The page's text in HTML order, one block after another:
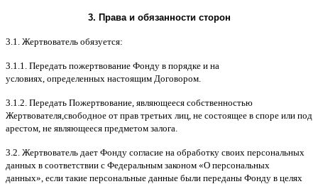
3. Права и обязанности сторон
3.1. Жертвователь обязуется:
3.1.1. Передать пожертвование Фонду в порядке и на
условиях определенных настоящим Договором
3.1.2. Передать Пожертвование являющееся собственностью
Жертвователя свободное от прав третьих лиц не состоящее в споре или под
арестом не являющееся предметом залога
3.2. Жертвователь дает Фонду согласие на обработку своих персональных
данных в соответствии с Федеральным законом «О персональных
данных», если такие персональные данные были переданы Фонду в целях